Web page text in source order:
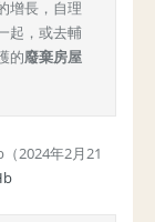
增長，自理
起，或去輔
的廢棄房屋
2024年2月21